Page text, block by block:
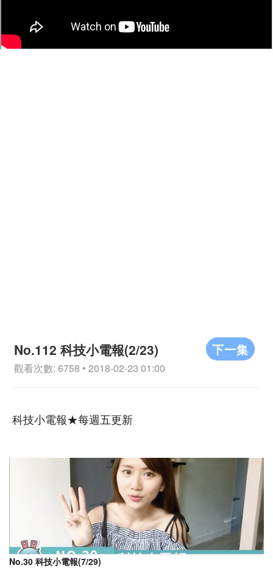
下一集
No.112 科技小電報(2/23)
觀看次數: 6758 • 2018-02-23 01:00
科技小電報★每週五更新
No.30 科技小電報(7/29)